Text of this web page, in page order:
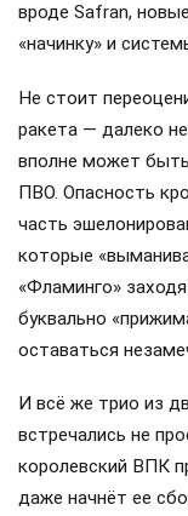
вроде Safran,
«начинку» и
Не стоит
ракета — далеко
вполне может
ПВО. Опасность
часть
которые
«Фламинго»
буквально
оставаться
И всё же трио из
встречались не
королевский ВПК
даже начнёт ее